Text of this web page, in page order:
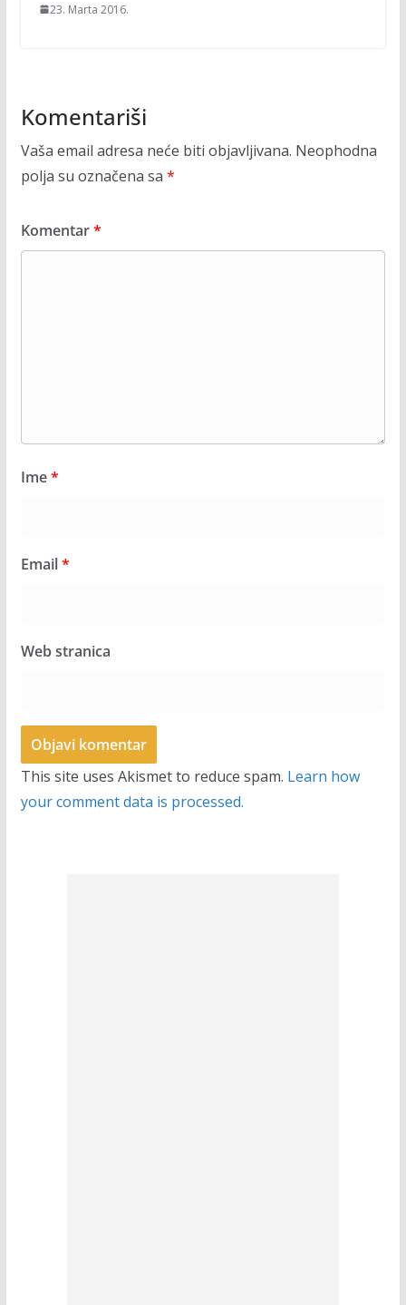
23. Marta 2016.
Komentariši
Vaša email adresa neće biti objavljivana. Neophodna
polja su označena sa *
Komentar*
Ime*
Email*
Web stranica
This site uses Akismet to reduce spam. Learn how
your comment data is processed.